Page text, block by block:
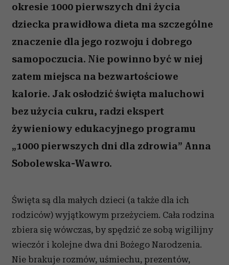
okresie 1000 pierwszych dni życia
dziecka prawidłowa dieta ma szczególne
znaczenie dla jego rozwoju i dobrego
samopoczucia. Nie powinno być w niej
zatem miejsca na bezwartościowe
kalorie. Jak osłodzić święta maluchowi
bez użycia cukru, radzi ekspert
żywieniowy edukacyjnego programu
„1000 pierwszych dni dla zdrowia” Anna
Sobolewska-Wawro.
Święta są dla małych dzieci (a także dla ich
rodziców) wyjątkowym przeżyciem. Cała rodzina
zbiera się wówczas, by spędzić ze sobą wigilijny
wieczór i kolejne dwa dni Bożego Narodzenia.
Nie brakuje rozmów, uśmiechu, prezentów,